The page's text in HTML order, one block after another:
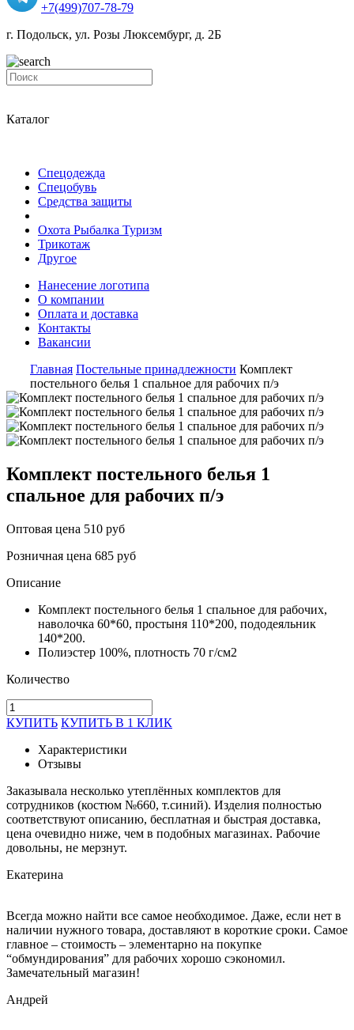
+7(499)707-78-79
г. Подольск, ул. Розы Люксембург, д. 2Б
Каталог
Спецодежда
Спецобувь
Средства защиты
Охота Рыбалка Туризм
Трикотаж
Другое
Нанесение логотипа
О компании
Оплата и доставка
Контакты
Вакансии
Главная Постельные принадлежности Комплект
постельного белья 1 спальное для рабочих п/э
Комплект постельного белья 1
спальное для рабочих п/э
Оптовая цена 510 руб
Розничная цена 685 руб
Описание
Комплект постельного белья 1 спальное для рабочих,
наволочка 60*60, простыня 110*200, пододеяльник
140*200.
Полиэстер 100%, плотность 70 г/см2
Количество
КУПИТЬ КУПИТЬ В 1 КЛИК
Характеристики
Отзывы
Заказывала несколько утеплённых комплектов для
сотрудников (костюм №660, т.синий). Изделия полностью
соответствуют описанию, бесплатная и быстрая доставка,
цена очевидно ниже, чем в подобных магазинах. Рабочие
довольны, не мерзнут.
Екатерина
Всегда можно найти все самое необходимое. Даже, если нет в
наличии нужного товара, доставляют в короткие сроки. Самое
главное – стоимость – элементарно на покупке
“обмундирования” для рабочих хорошо сэкономил.
Замечательный магазин!
Андрей